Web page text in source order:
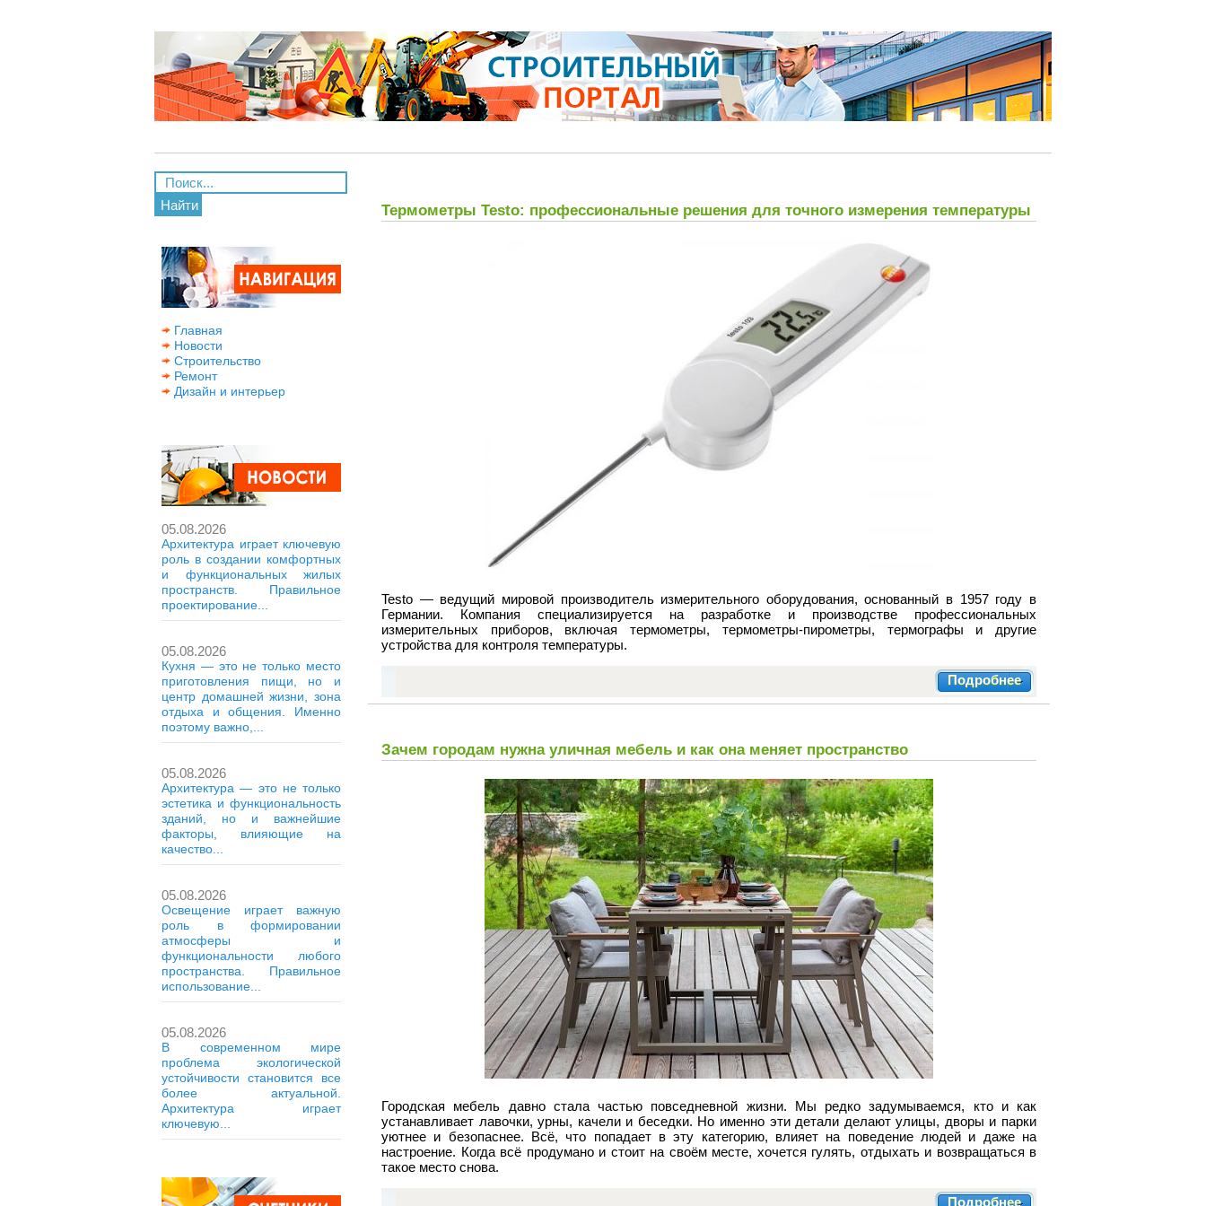
Найти
Главная
Новости
Строительство
Ремонт
Дизайн и интерьер
05.08.2026
Архитектура играет ключевую
роль в создании комфортных
и функциональных жилых
пространств. Правильное
проектирование...
05.08.2026
Кухня — это не только место
приготовления пищи, но и
центр домашней жизни, зона
отдыха и общения. Именно
поэтому важно,...
05.08.2026
Архитектура — это не только
эстетика и функциональность
зданий, но и важнейшие
факторы, влияющие на
качество...
05.08.2026
Освещение играет важную
роль в формировании
атмосферы и
функциональности любого
пространства. Правильное
использование...
05.08.2026
В современном мире
проблема экологической
устойчивости становится все
более актуальной.
Архитектура играет
ключевую...
Термометры Testo: профессиональные решения для точного измерения температуры
Testo — ведущий мировой производитель измерительного оборудования, основанный в 1957 году в
Германии. Компания специализируется на разработке и производстве профессиональных
измерительных приборов, включая термометры, термометры-пирометры, термографы и другие
устройства для контроля температуры.
Подробнее
Зачем городам нужна уличная мебель и как она меняет пространство
Городская мебель давно стала частью повседневной жизни. Мы редко задумываемся, кто и как
устанавливает лавочки, урны, качели и беседки. Но именно эти детали делают улицы, дворы и парки
уютнее и безопаснее. Всё, что попадает в эту категорию, влияет на поведение людей и даже на
настроение. Когда всё продумано и стоит на своём месте, хочется гулять, отдыхать и возвращаться в
такое место снова.
Подробнее